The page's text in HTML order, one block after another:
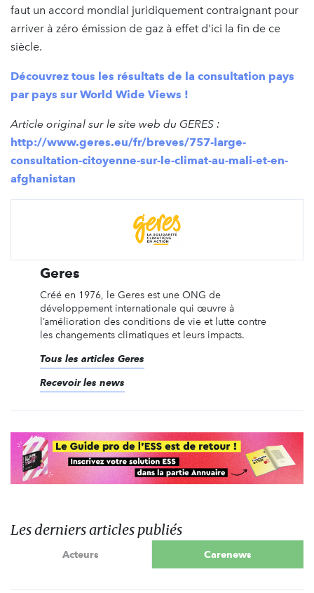
faut un accord mondial juridiquement contraignant pour
arriver à zéro émission de gaz à effet d'ici la fin de ce
siècle.
Découvrez tous les résultats de la consultation pays
par pays sur World Wide Views !
Article original sur le site web du GERES :
http://www.geres.eu/fr/breves/757-large-
consultation-citoyenne-sur-le-climat-au-mali-et-en-
afghanistan
Geres
Créé en 1976, le Geres est une ONG de
développement internationale qui œuvre à
l’amélioration des conditions de vie et lutte contre
les changements climatiques et leurs impacts.
Tous les articles Geres
Recevoir les news
Les derniers articles publiés
Acteurs Carenews